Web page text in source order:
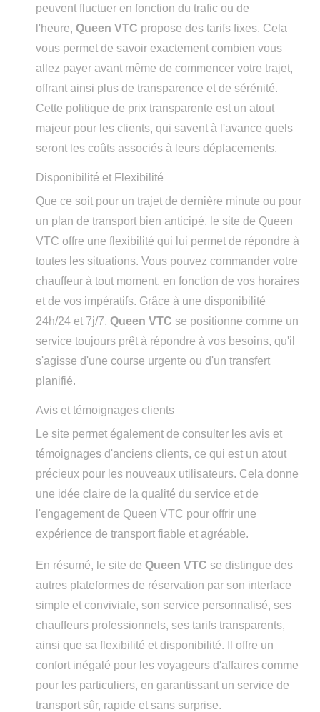
peuvent fluctuer en fonction du trafic ou de
l'heure,Queen VTC propose des tarifs fixes. Cela
vous permet de savoir exactement combien vous
allez payer avant même de commencer votre trajet,
offrant ainsi plus de transparence et de sérénité.
Cette politique de prix transparente est un atout
majeur pour les clients, qui savent à l'avance quels
seront les coûts associés à leurs déplacements.
Disponibilité et Flexibilité
Que ce soit pour un trajet de dernière minute ou pour
un plan de transport bien anticipé, le site de Queen
VTC offre une flexibilité qui lui permet de répondre à
toutes les situations. Vous pouvez commander votre
chauffeur à tout moment, en fonction de vos horaires
et de vos impératifs. Grâce à une disponibilité
24h/24 et 7j/7,Queen VTC se positionne comme un
service toujours prêt à répondre à vos besoins, qu'il
s'agisse d'une course urgente ou d'un transfert
planifié.
Avis et témoignages clients
Le site permet également de consulter les avis et
témoignages d'anciens clients, ce qui est un atout
précieux pour les nouveaux utilisateurs. Cela donne
une idée claire de la qualité du service et de
l'engagement de Queen VTC pour offrir une
expérience de transport fiable et agréable.
En résumé, le site deQueen VTC se distingue des
autres plateformes de réservation par son interface
simple et conviviale, son service personnalisé, ses
chauffeurs professionnels, ses tarifs transparents,
ainsi que sa flexibilité et disponibilité. Il offre un
confort inégalé pour les voyageurs d'affaires comme
pour les particuliers, en garantissant un service de
transport sûr, rapide et sans surprise.